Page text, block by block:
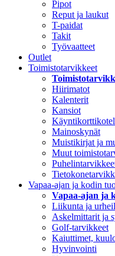
Pipot
Reput ja laukut
T-paidat
Takit
Työvaatteet
Outlet
Toimistotarvikkeet
Hiirimatot
Kalenterit
Kansiot
Mainoskynät
Muistikirjat ja
Muut
Vapaa-ajan ja kodin
Vapaa-ajan ja
Liikunta ja
Askelmittarit ja
Golf-tarvikkeet
Kaiuttimet,
Hyvinvointi